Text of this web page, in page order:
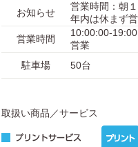
お知らせ
営業時間：朝
年内は休まず
営業時間
10:00:00-
営業
駐車場
50台
取扱い商品／サービス